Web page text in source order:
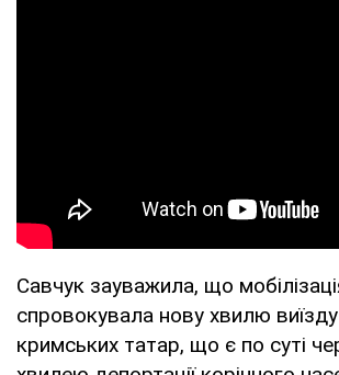
Савчук зауважила, що
спровокувала нову хвилю
кримських татар, що є по суті